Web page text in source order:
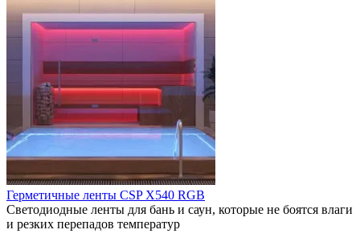
Герметичные ленты CSP X540 RGB
Светодиодные ленты для бань и саун, которые не боятся влаги
и резких перепадов температур